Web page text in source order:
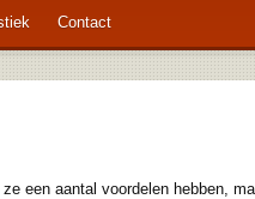
Contact
een aantal voordelen hebben,